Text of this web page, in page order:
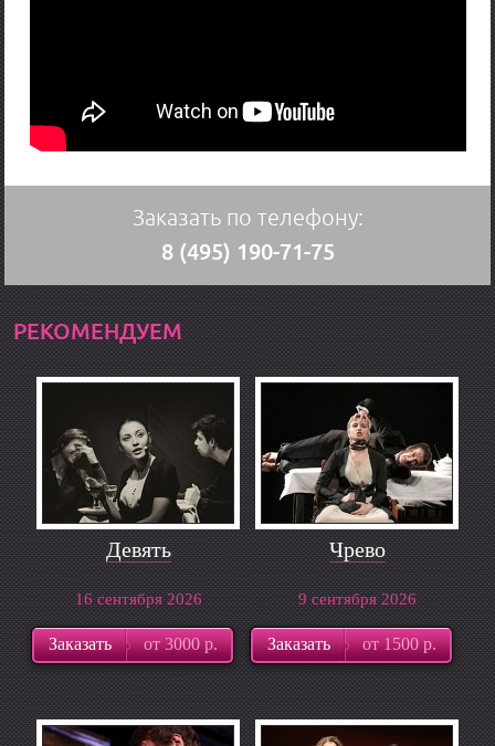
Заказать по телефону:
8 (495) 190-71-75
РЕКОМЕНДУЕМ
Девять
16 сентября 2026
Заказать от 3000 р.
Чрево
9 сентября 2026
Заказать от 1500 р.